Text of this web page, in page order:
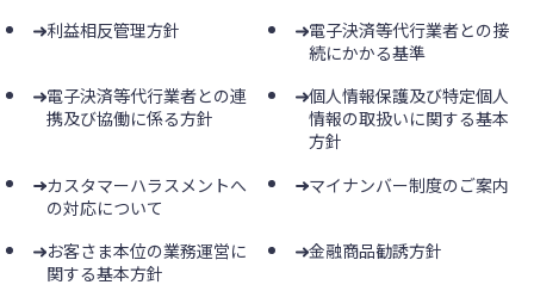
利益相反管理方針
電子決済等代行業者との接
続にかかる基準
電子決済等代行業者との連
携及び協働に係る方針
個人情報保護及び特定個人
情報の取扱いに関する基本
方針
カスタマーハラスメントへ
の対応について
マイナンバー制度のご案内
お客さま本位の業務運営に
関する基本方針
金融商品勧誘方針